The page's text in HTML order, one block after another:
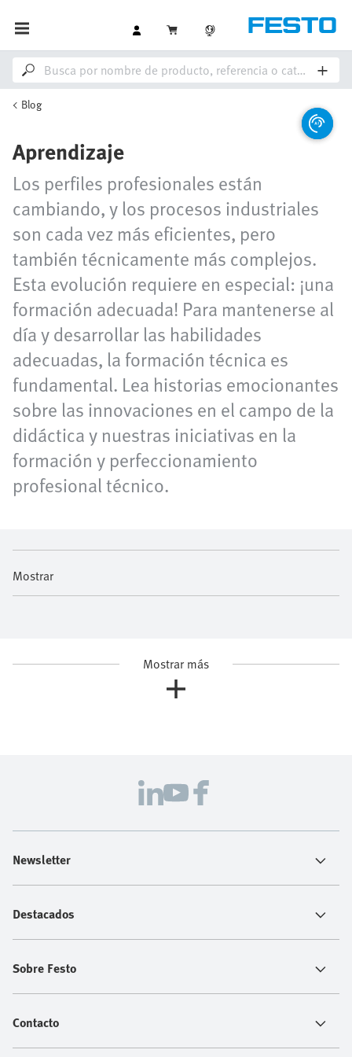
Blog
Aprendizaje
Los perfiles profesionales están
cambiando, y los procesos industriales
son cada vez más eficientes, pero
también técnicamente más complejos.
Esta evolución requiere en especial: ¡una
formación adecuada! Para mantenerse al
día y desarrollar las habilidades
adecuadas, la formación técnica es
fundamental. Lea historias emocionantes
sobre las innovaciones en el campo de la
didáctica y nuestras iniciativas en la
formación y perfeccionamiento
profesional técnico.
Mostrar
Mostrar más
Newsletter
Destacados
Sobre Festo
Contacto